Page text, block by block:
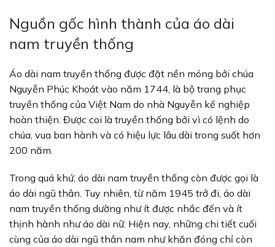
Nguồn gốc hình thành của áo dài
nam truyền thống
Áo dài nam truyền thống được đặt nền móng bởi chúa
Nguyễn Phúc Khoát vào năm 1744, là bộ trang phục
truyền thống của Việt Nam do nhà Nguyễn kế nghiệp
hoàn thiện. Được coi là truyền thống bởi vì có lệnh do
chúa, vua ban hành và có hiệu lực lâu dài trong suốt hơn
200 năm.
Trong quá khứ, áo dài nam truyền thống còn được gọi là
áo dài ngũ thân. Tuy nhiên, từ năm 1945 trở đi, áo dài
nam truyền thống dường như ít được nhắc đến và ít
thịnh hành như áo dài nữ. Hiện nay, những chi tiết cuối
cùng của áo dài ngũ thân nam như khăn đóng chỉ còn